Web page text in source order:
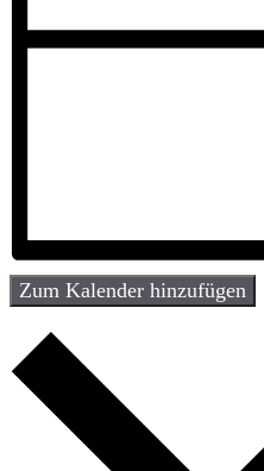
Zum Kalender hinzufügen